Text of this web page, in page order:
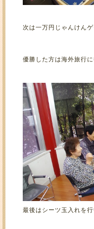
次は一万円じゃんけんゲ
優勝した方は海外旅行
最後はシーツ玉入れを行